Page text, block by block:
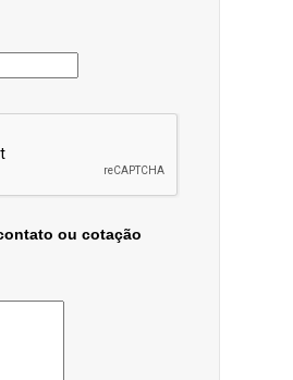
ou cotação